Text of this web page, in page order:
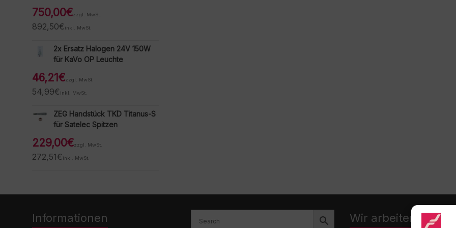
750,00€zzgl. MwSt.
892,50€ inkl. MwSt.
2x Ersatz Halogen 24V 150W
für KaVo OP Leuchte
46,21€zzgl. MwSt.
54,99€ inkl. MwSt.
ZEG Handstück TKD Titanus-S
für Satelec Spitzen
229,00€zzgl. MwSt.
272,51€ inkl. MwSt.
Informationen
Wir arbeiten